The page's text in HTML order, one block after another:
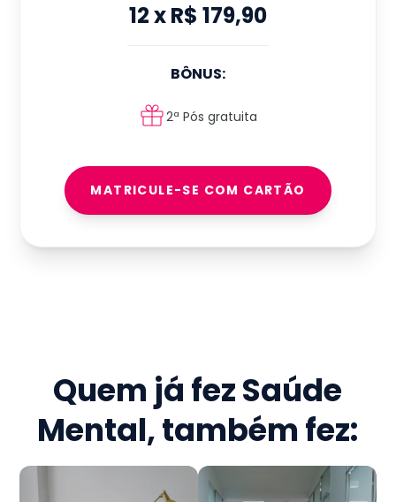
12xR$ 179,90
BÔNUS:
2ª Pós gratuita
MATRICULE-SE COM CARTÃO
Quem já fezSaúde
Mental, também fez: